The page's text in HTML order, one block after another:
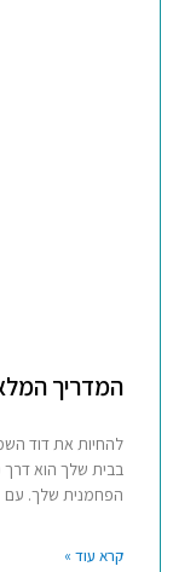
המדריך
להחיות את דוד
בבית שלך הוא דרך
הפחמנית שלך. עם
קרא עוד »